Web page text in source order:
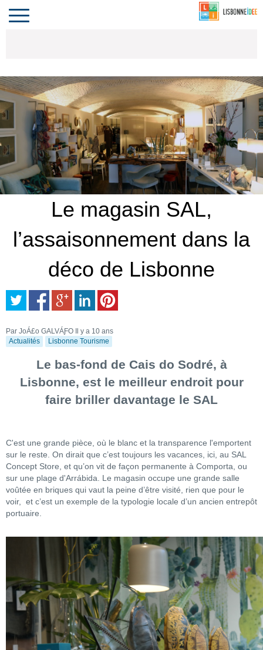
LE PORTUGAL
Toggle
navigation
Le magasin SAL,
l’assaisonnement dans la
déco de Lisbonne
Par JoÁ£o GALVÁƑO
Il y a 10 ans
Actualités
Lisbonne Tourisme
Le bas-fond de Cais do Sodré, à
Lisbonne, est le meilleur endroit pour
faire briller davantage le SAL
C'est une grande pièce, où le blanc et la transparence l'emportent
sur le reste. On dirait que c’est toujours les vacances, ici, au SAL
Concept Store, et qu’on vit de façon permanente à Comporta, ou
sur une plage d'Arrábida. Le magasin occupe une grande salle
voûtée en briques qui vaut la peine d’être visité, rien que pour le
voir, et c’est un exemple de la typologie locale d’un ancien entrepôt
portuaire.